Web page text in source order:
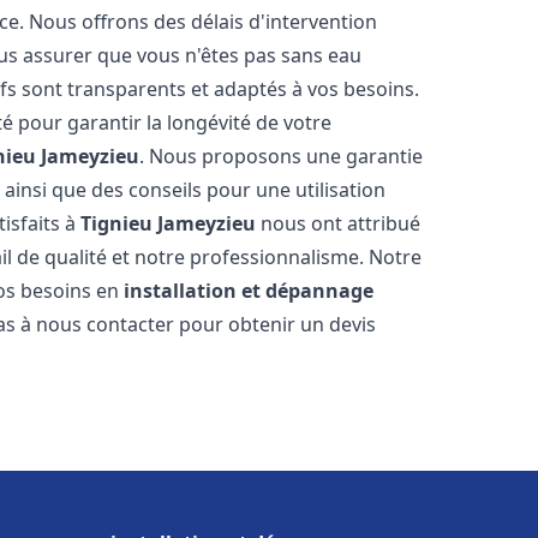
Nous offrons des délais d'intervention
assurer que vous n'êtes pas sans eau
sont transparents et adaptés à vos besoins.
pour garantir la longévité de votre
Jameyzieu. Nous proposons une garantie
que des conseils pour une utilisation
àTignieu Jameyzieu nous ont attribué
de qualité et notre professionnalisme. Notre
besoins en installation et dépannage
à nous contacter pour obtenir un devis